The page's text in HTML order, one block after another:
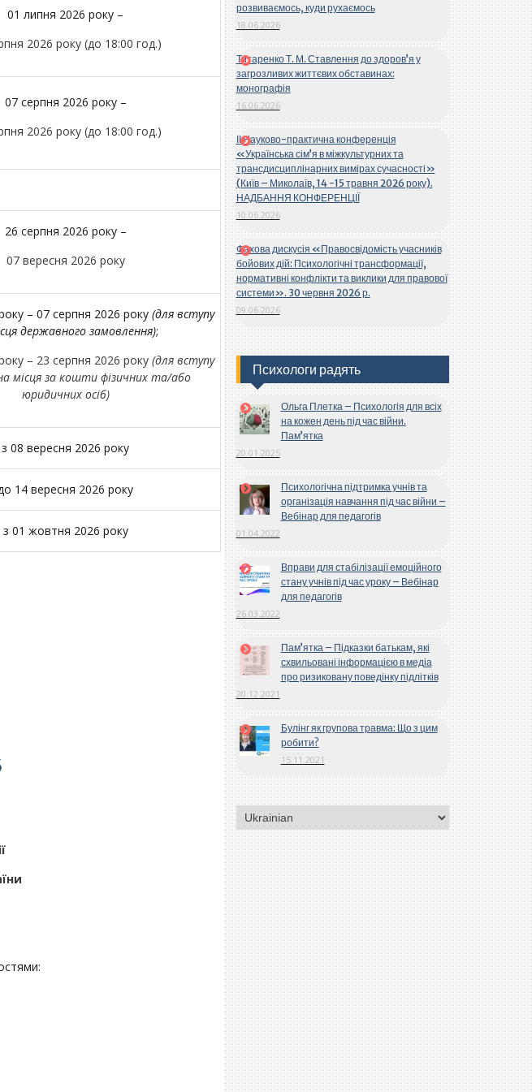
01 липня 2026 року –
2026 року (до 18:00 год.)
07 серпня 2026 року –
2026 року (до 18:00 год.)
26 серпня 2026 року –
07 вересня 2026 року
– 07 серпня 2026 року (для вступу
державного замовлення);
– 23 серпня 2026 року (для вступу
місця за кошти фізичних та/або
юридичних осіб)
з 08 вересня 2026 року
14 вересня 2026 року
з 01 жовтня 2026 року
розвиваємось, куди рухаємось
18.06.2026
Титаренко Т. М. Ставлення до здоров’я у
загрозливих життєвих обставинах:
монографія
16.06.2026
ІІ Науково-практична конференція
«Українська сім’я в міжкультурних та
трансдисциплінарних вимірах сучасності»
(Київ – Миколаїв, 14 -15 травня 2026 року).
НАДБАННЯ КОНФЕРЕНЦІЇ
10.06.2026
Фахова дискусія «Правосвідомість учасників
бойових дій: Психологічні трансформації,
нормативні конфлікти та виклики для правової
системи». 30 червня 2026 р.
09.06.2026
Психологи радять
Ольга Плетка – Психологія для всіх
на кожен день під час війни.
Пам’ятка
20.01.2025
Психологічна підтримка учнів та
організація навчання під час війни –
Вебінар для педагогів
01.04.2022
Вправи для стабілізації емоційного
стану учнів під час уроку – Вебінар
для педагогів
26.03.2022
Пам’ятка – Підказки батькам, які
схвильовані інформацією в медіа
про ризиковану поведінку підлітків
20.12.2021
Булінг як групова травма: Що з цим
робити?
15.11.2021
Вибрати
мову